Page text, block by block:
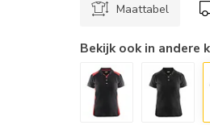
Maattabel
Bekijk ook in andere